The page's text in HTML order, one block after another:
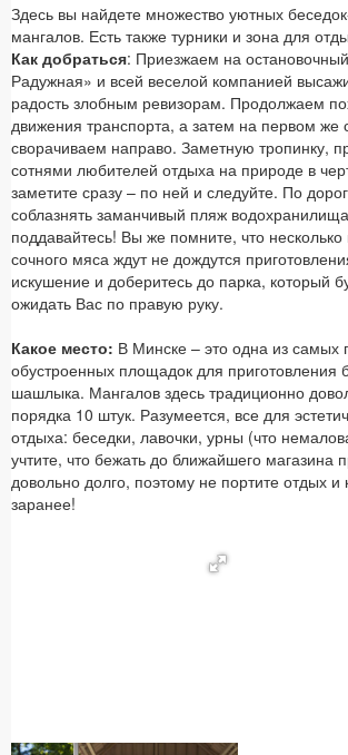
Здесь вы найдете множество уютных
мангалов. Есть также турники и зона для
Как добраться: Приезжаем на
Радужная» и всей веселой компанией
радость злобным ревизорам. Продолжаем
движения транспорта, а затем на первом же
сворачиваем направо. Заметную тропинку,
сотнями любителей отдыха на природе в
заметите сразу – по ней и следуйте. По
соблазнять заманчивый пляж
поддавайтесь! Вы же помните, что
сочного мяса ждут не дождутся
искушение и доберитесь до парка, который
ожидать Вас по правую руку.
Какое место: В Минске – это одна из самых
обустроенных площадок для приготовления
шашлыка. Мангалов здесь традиционно
порядка 10 штук. Разумеется, все для
отдыха: беседки, лавочки, урны (что
учтите, что бежать до ближайшего магазина
довольно долго, поэтому не портите отдых и
заранее!